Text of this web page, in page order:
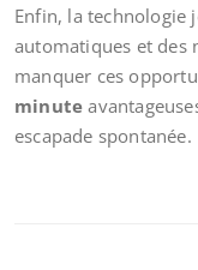
Enfin, la technologie
automatiques et des
manquer ces
minute
escapade spontanée.